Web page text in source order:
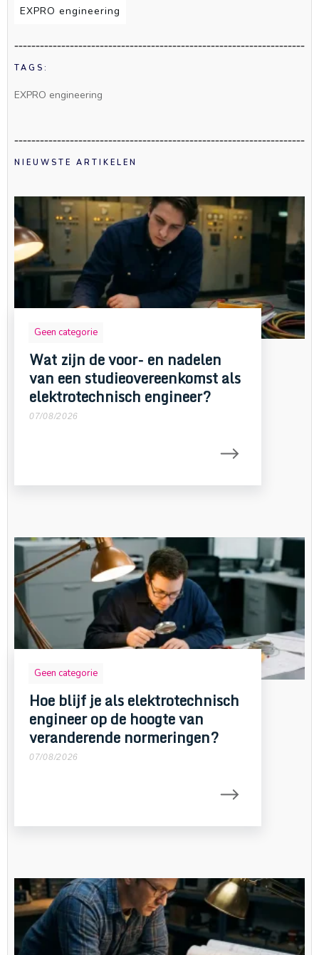
EXPRO engineering
TAGS:
EXPRO engineering
NIEUWSTE ARTIKELEN
Geen categorie
Wat zijn de voor- en nadelen
van een studieovereenkomst als
elektrotechnisch engineer?
07/08/2026
Geen categorie
Hoe blijf je als elektrotechnisch
engineer op de hoogte van
veranderende normeringen?
07/08/2026